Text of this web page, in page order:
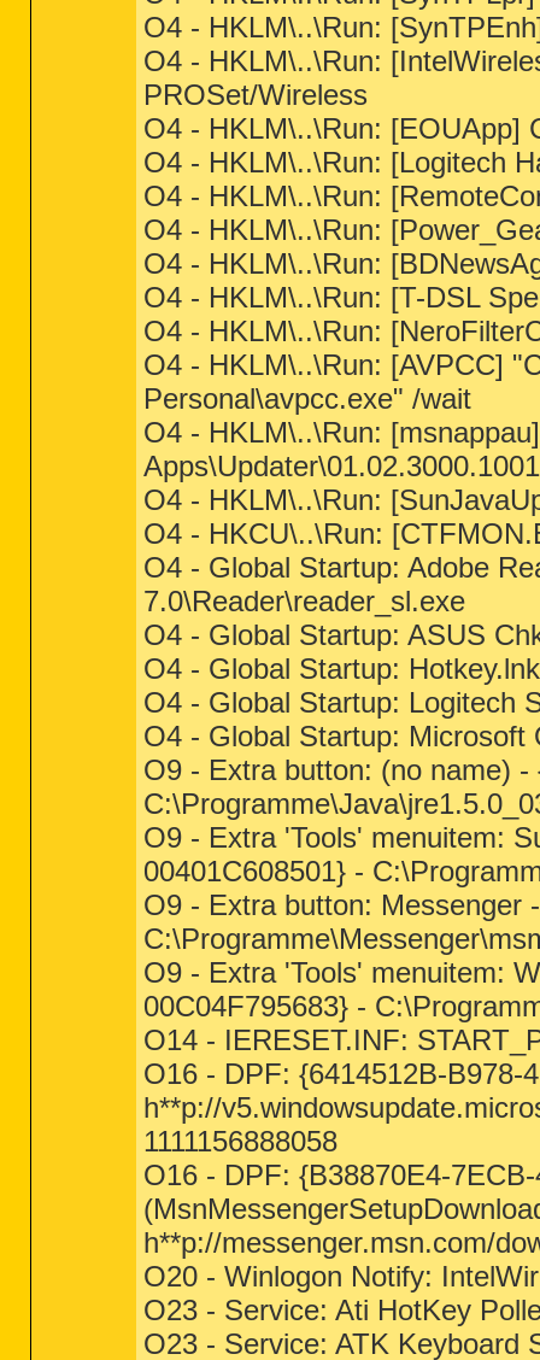
O4 - HKLM\..\Run:
O4 - HKLM\..\Run:
PROSet/Wireless
O4 - HKLM\..\Run: [EOUApp]
O4 - HKLM\..\Run: [Logitech
O4 - HKLM\..\Run:
O4 - HKLM\..\Run:
O4 - HKLM\..\Run:
O4 - HKLM\..\Run: [T-DSL
O4 - HKLM\..\Run:
O4 - HKLM\..\Run: [AVPCC]
Personal\avpcc.exe" /wait
O4 - HKLM\..\Run:
O4 - HKLM\..\Run:
O4 - HKCU\..\Run:
O4 - Global Startup: Adobe
7.0\Reader\reader_sl.exe
O4 - Global Startup: ASUS
O4 - Global Startup:
O4 - Global Startup: Logitech
O4 - Global Startup:
O9 - Extra button: (no name)
O9 - Extra 'Tools' menuitem:
00401C608501} -
O9 - Extra button: Messenger
O9 - Extra 'Tools' menuitem:
00C04F795683} -
O14 - IERESET.INF:
O16 - DPF: {6414512B-B978-
h**p://
1111156888058
O16 - DPF: {B38870E4-
h**p://messenger.msn.com/
O20 - Winlogon Notify:
O23 - Service: Ati HotKey
O23 - Service: ATK Keyboard